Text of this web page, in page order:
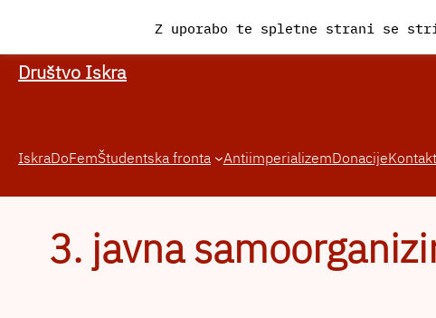
vsebino
Društvo Iskra
IskraDoFemŠtudentska fronta AntiimperializemDonacijeKontakt
3. javna
Z uporabo te spletne strani se